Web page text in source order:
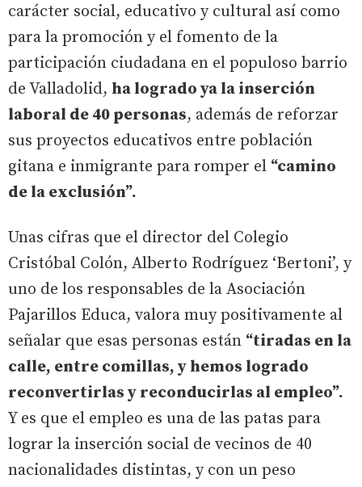
carácter social, educativo y cultural así como
para la promoción y el fomento de la
participación ciudadana en el populoso barrio
de Valladolid, ha logrado ya la inserción
laboral de 40 personas, además de reforzar
sus proyectos educativos entre población
gitana e inmigrante para romper el “camino
de la exclusión”.
Unas cifras que el director del Colegio
Cristóbal Colón, Alberto Rodríguez ‘Bertoni’, y
uno de los responsables de la Asociación
Pajarillos Educa, valora muy positivamente al
señalar que esas personas están “tiradas en la
calle, entre comillas, y hemos logrado
reconvertirlas y reconducirlas al empleo”.
Y es que el empleo es una de las patas para
lograr la inserción social de vecinos de 40
nacionalidades distintas, y con un peso